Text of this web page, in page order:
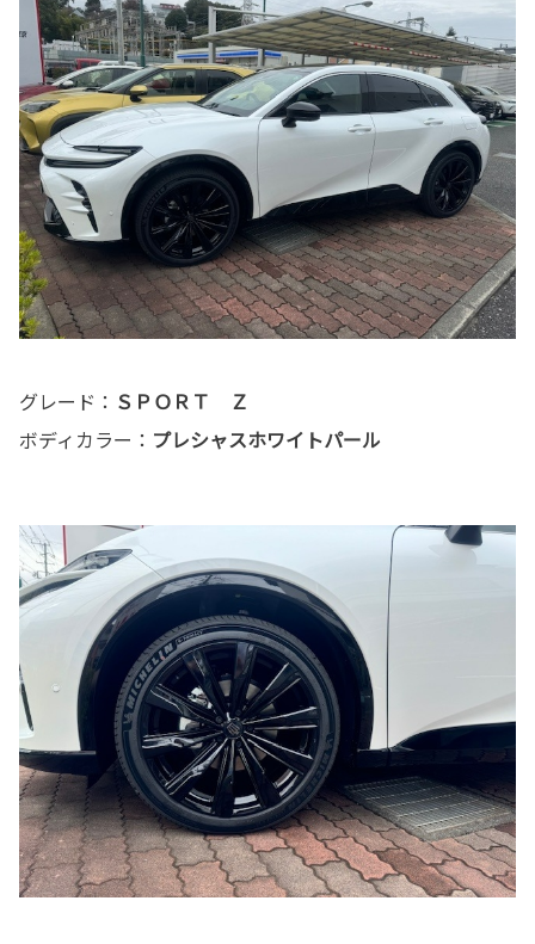
グレード： ＳＰＯＲＴ Ｚ
ボディカラー： プレシャスホワイトパール